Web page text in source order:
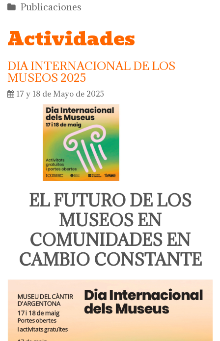
Publicaciones
Actividades
DIA INTERNACIONAL DE LOS
MUSEOS 2025
17 y 18 de Mayo de 2025
EL FUTURO DE LOS
MUSEOS EN
COMUNIDADES EN
CAMBIO CONSTANTE